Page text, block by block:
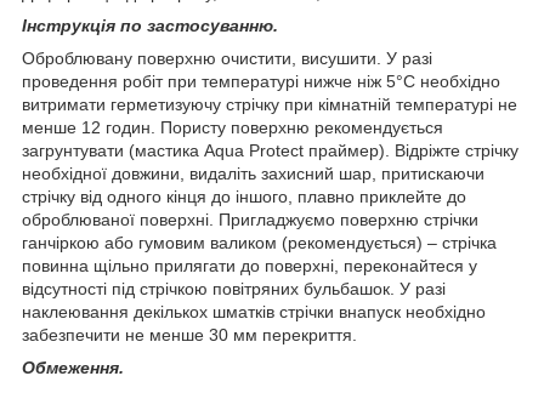
Інструкція по застосуванню.
Оброблювану поверхню очистити, висушити. У разі
проведення робіт при температурі нижче ніж 5°С необхідно
витримати герметизуючу стрічку при кімнатній температурі не
менше 12 годин. Пористу поверхню рекомендується
загрунтувати (мастика Aqua Protect праймер). Відріжте стрічку
необхідної довжини, видаліть захисний шар, притискаючи
стрічку від одного кінця до іншого, плавно приклейте до
оброблюваної поверхні. Пригладжуємо поверхню стрічки
ганчіркою або гумовим валиком (рекомендується) – стрічка
повинна щільно прилягати до поверхні, переконайтеся у
відсутності під стрічкою повітряних бульбашок. У разі
наклеювання декількох шматків стрічки внапуск необхідно
забезпечити не менше 30 мм перекриття.
Обмеження.